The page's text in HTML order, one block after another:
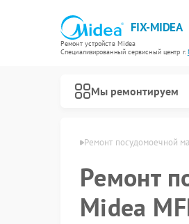
FIX-MIDEA
Ремонт устройств Midea
Специализированный cервисный центр г.
Мы ремонтируем
Ремонт посудомоечной
Ремонт
Midea